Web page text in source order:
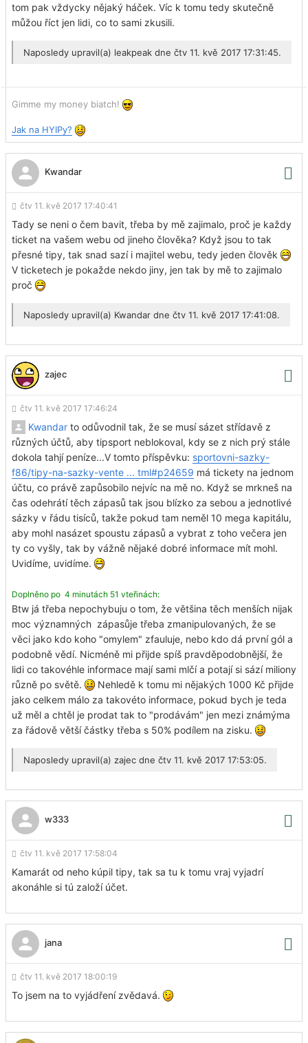
tom pak vždycky nějaký háček. Víc k tomu tedy skutečně
můžou říct jen lidi, co to sami zkusili.
Naposledy upravil(a) leakpeak dne čtv 11. kvě 2017 17:31:45.
Gimme my money biatch!
Jak na HYIPy?
Kwandar
čtv 11. kvě 2017 17:40:41
Tady se neni o čem bavit, třeba by mě zajimalo, proč je každy
ticket na vašem webu od jineho člověka? Když jsou to tak
přesné tipy, tak snad sazí i majitel webu, tedy jeden člověk
V ticketech je pokažde nekdo jiny, jen tak by mě to zajimalo
proč
Naposledy upravil(a) Kwandar dne čtv 11. kvě 2017 17:41:08.
zajec
čtv 11. kvě 2017 17:46:24
Kwandar to odůvodnil tak, že se musí sázet střídavě z
různých účtů, aby tipsport neblokoval, kdy se z nich prý stále
dokola tahjí peníze...V tomto příspěvku: sportovni-sazky-
f86/tipy-na-sazky-vente ... tml#p24659 má tickety na jednom
účtu, co právě zapůsobilo nejvíc na mě no. Když se mrkneš na
čas odehrátí těch zápasů tak jsou blízko za sebou a jednotlivé
sázky v řádu tisíců, takže pokud tam neměl 10 mega kapitálu,
aby mohl nasázet spoustu zápasů a vybrat z toho večera jen
ty co vyšly, tak by vážně nějaké dobré informace mít mohl.
Uvidíme, uvidíme.
Doplněno po 4 minutách 51 vteřinách:
Btw já třeba nepochybuju o tom, že většina těch menších nijak
moc významných zápasůje třeba zmanipulovaných, že se
věci jako kdo koho "omylem" zfauluje, nebo kdo dá první gól a
podobně vědí. Nicméně mi přijde spíš pravděpodobnější, že
lidi co takovéhle informace mají sami mlčí a potají si sází miliony
různě po světě.
Nehledě k tomu mi nějakých 1000 Kč přijde
jako celkem málo za takovéto informace, pokud bych je teda
už měl a chtěl je prodat tak to "prodávám" jen mezi známýma
za řádově větší částky třeba s 50% podílem na zisku.
Naposledy upravil(a) zajec dne čtv 11. kvě 2017 17:53:05.
w333
čtv 11. kvě 2017 17:58:04
Kamarát od neho kúpil tipy, tak sa tu k tomu vraj vyjadrí
akonáhle si tú založí účet.
jana
čtv 11. kvě 2017 18:00:19
To jsem na to vyjádření zvědavá.